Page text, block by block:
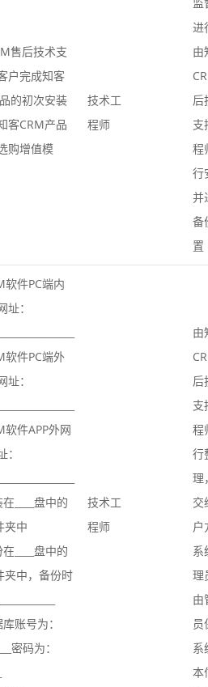
售后技术支
户完成知客
的初次安装
客CRM产品
购增值模
技术工
程师
进
由
后
支
程
行
并
备
置
软件PC端内
址：
软件PC端外
址：
软件APP外网
____盘中的
夹中
____盘中的
夹中，备份时
账号为：
密码为：
技术工
程师
由
后
支
程
行
理
交
户
系
理
由
员
系
本